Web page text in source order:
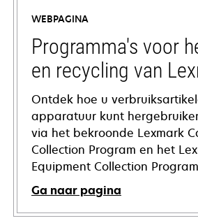
new
tab
WEBPAGINA
Programma's voor
en recycling van
Ontdek hoe u
apparatuur kunt
via het bekroonde Lexmark
Collection Program en het
Equipment Collection
Ga naar pagina